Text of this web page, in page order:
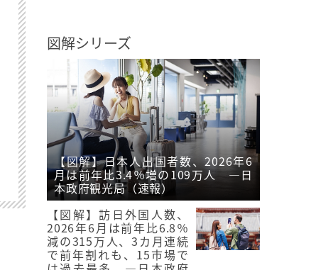
図解シリーズ
【図解】日本人出国者数、2026年6
月は前年比3.4％増の109万人 ―日
本政府観光局（速報）
【図解】訪日外国人数、
2026年6月は前年比6.8％
減の315万人、3カ月連続
で前年割れも、15市場で